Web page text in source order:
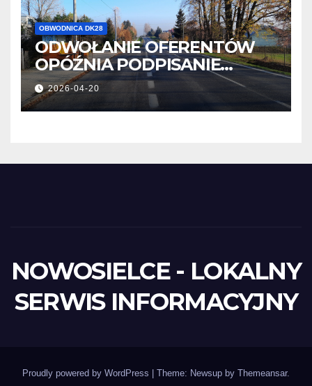
OBWODNICA DK28
ODWOŁANIE OFERENTÓW
OPÓŹNIA PODPISANIE
UMOWY
2026-04-20
NOWOSIELCE - LOKALNY
SERWIS INFORMACYJNY
Proudly powered by WordPress Theme: Newsup by Themeansar.